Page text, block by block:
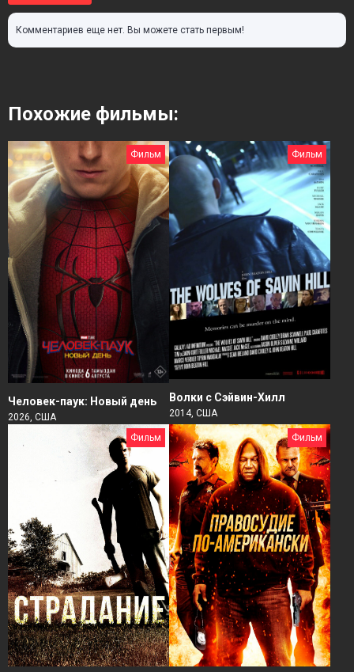
Комментариев еще нет. Вы можете стать первым!
Похожие фильмы:
Фильм
Человек-паук: Новый день
2026, США
Фильм
Волки с Сэйвин-Хилл
2014, США
Фильм Фильм